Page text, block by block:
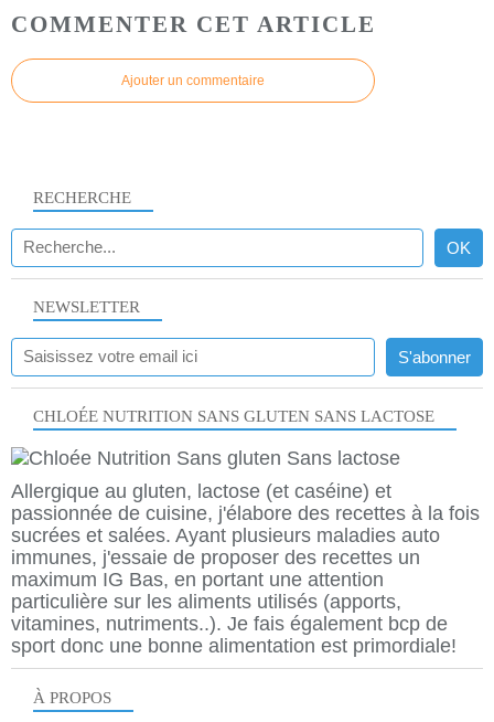
COMMENTER CET ARTICLE
Ajouter un commentaire
NEWSLETTER
RECHERCHE
CHLOÉE NUTRITION SANS GLUTEN SANS LACTOSE
Allergique au gluten, lactose (et caséine) et
passionnée de cuisine, j'élabore des recettes à la fois
sucrées et salées. Ayant plusieurs maladies auto
immunes, j'essaie de proposer des recettes un
maximum IG Bas, en portant une attention
particulière sur les aliments utilisés (apports,
vitamines, nutriments..). Je fais également bcp de
sport donc une bonne alimentation est primordiale!
À PROPOS